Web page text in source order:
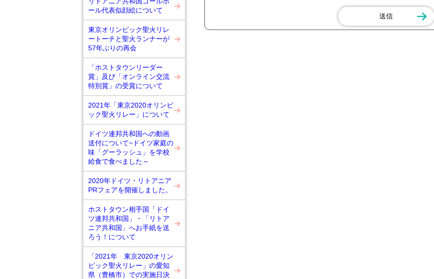
ール代表似顔絵について
東京オリンピック聖火リレ
ートーチと聖火ランナーが
57年ぶりの再会
「ホストタウンリーダー
賞」及び「オンライン交流
特別賞」の受賞について
2021年「東京2020オリンピ
ック聖火リレー」について
ドイツ連邦共和国への動画
送付について~ドイツ家庭の
味「グーラッシュ」を学校
給食で食べました～
2020年ドイツ・リトアニア
PRフェアを開催しました。
ホストタウン相手国「ドイ
ツ連邦共和国」・「リトア
ニア共和国」へお手紙を送
ろう！について
「2021年 東京2020オリン
ピック聖火リレー」の愛知
県（豊橋市）での実施日決